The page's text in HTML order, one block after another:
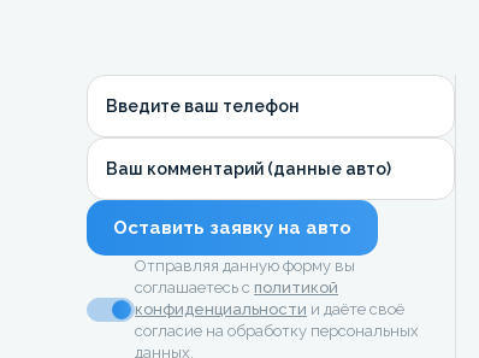
Введите ваш телефон
Ваш комментарий (данные авто)
Оставить заявку на авто
Отправляя данную форму вы
соглашаетесь с политикой
конфиденциальности и даёте своё
согласие на обработку персональных
данных.